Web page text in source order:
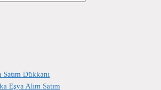
Dükkanı
Eşya Alım Satım